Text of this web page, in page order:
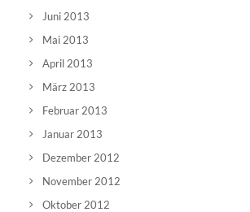
Juni 2013
Mai 2013
April 2013
März 2013
Februar 2013
Januar 2013
Dezember 2012
November 2012
Oktober 2012